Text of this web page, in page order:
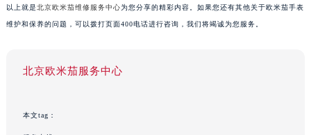
以上就是北京欧米茄维修服务中心为您分享的精彩内容。如果您还有其他关于欧米茄手表
维护和保养的问题，可以拨打页面400电话进行咨询，我们将竭诚为您服务。
北京欧米茄服务中心
本文tag：